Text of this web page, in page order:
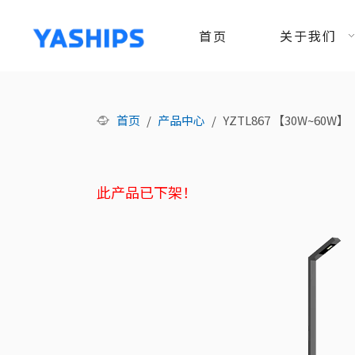
首页 关于我们
首页 / 产品中心 / YZTL867 【30W~60W】
此产品已下架！